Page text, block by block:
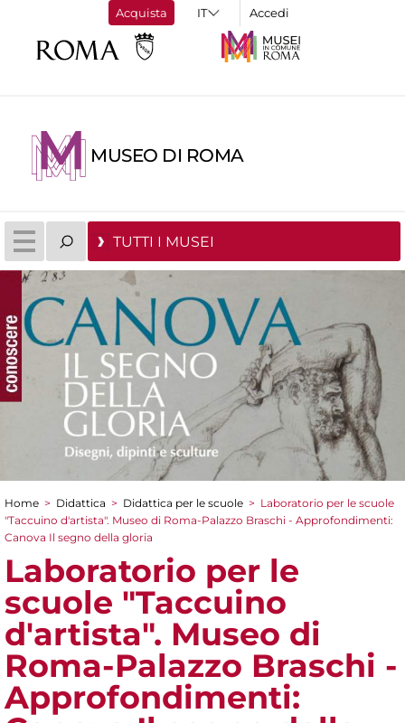
Acquista Accedi
MUSEO DI ROMA
TUTTI I MUSEI
Tu sei qui
Home > Didattica > Didattica per le scuole > Laboratorio per le scuole
"Taccuino d'artista". Museo di Roma-Palazzo Braschi - Approfondimenti:
Canova Il segno della gloria
Laboratorio per le
scuole "Taccuino
d'artista". Museo di
Roma-Palazzo Braschi -
Approfondimenti: